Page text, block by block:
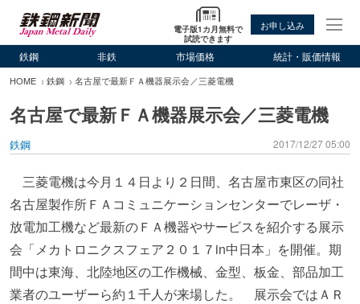
電子版1カ月無料で
試読できます
お申し込み
鉄鋼 非鉄 市場価格 統計・販価情報
HOME 鉄鋼 名古屋で最新ＦＡ機器展示会／三菱電機
名古屋で最新ＦＡ機器展示会／三菱電機
鉄鋼 2017/12/27 05:00
三菱電機は今月１４日より２日間、名古屋市東区の同社
名古屋製作所ＦＡコミュニケーションセンターでレーザ・
放電加工機など最新のＦＡ機器やサービスを紹介する展示
会「メカトロニクスフェア２０１７in中日本」を開催。期
間中は東海、北陸地区の工作機械、金型、板金、部品加工
業者のユーザーら約１千人が来場した。 展示会ではＡＲ